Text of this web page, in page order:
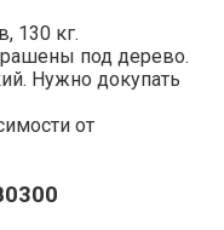
130 кг.
под дерево.
Нужно докупать
от